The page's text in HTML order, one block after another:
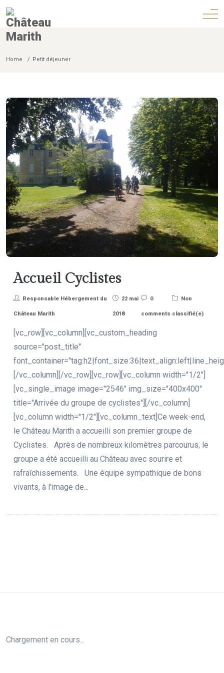
Home Petit déjeuner
Accueil Cyclistes
Responsable Hébergement du
Château Marith
22 mai
2018
0
comments
Non
classifié(e)
[vc_row][vc_column][vc_custom_heading
source="post_title"
[/vc_column][/vc_row][vc_row][vc_column width="1/2"]
[vc_single_image image="2546" img_size="400x400"
title="Arrivée du groupe de cyclistes"][/vc_column]
[vc_column width="1/2"][vc_column_text]Ce week-end,
le Château Marith a accueilli son premier groupe de
Cyclistes. Après de nombreux kilomètres parcourus, le
groupe a été accueilli au Château avec sourire et
rafraîchissements. Une équipe sympathique de bons
vivants, à l'image de...
Chargement en cours...